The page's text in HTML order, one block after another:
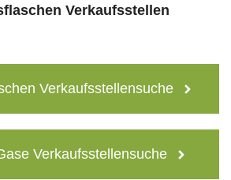
Verkaufsstellen
Verkaufsstellensuche
Verkaufsstellensuche